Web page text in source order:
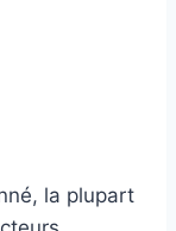
la plupart